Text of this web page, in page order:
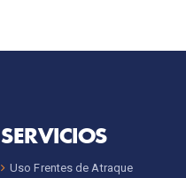
SERVICIOS
Uso Frentes de Atraque